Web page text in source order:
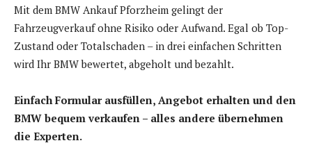
Mit dem BMW Ankauf Pforzheim gelingt der
Fahrzeugverkauf ohne Risiko oder Aufwand. Egal ob Top-
Zustand oder Totalschaden – in drei einfachen Schritten
wird Ihr BMW bewertet, abgeholt und bezahlt.
Einfach Formular ausfüllen, Angebot erhalten und den
BMW bequem verkaufen – alles andere übernehmen
die Experten.